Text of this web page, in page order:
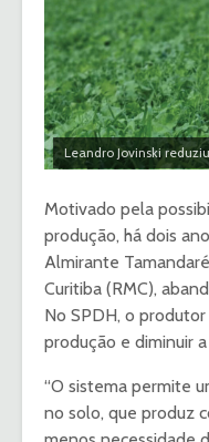
Leandro Jovinski
Motivado pela
produção, há dois
Almirante
Curitiba (RMC),
No SPDH, o
produção e diminuir
“O sistema permite
no solo, que produz